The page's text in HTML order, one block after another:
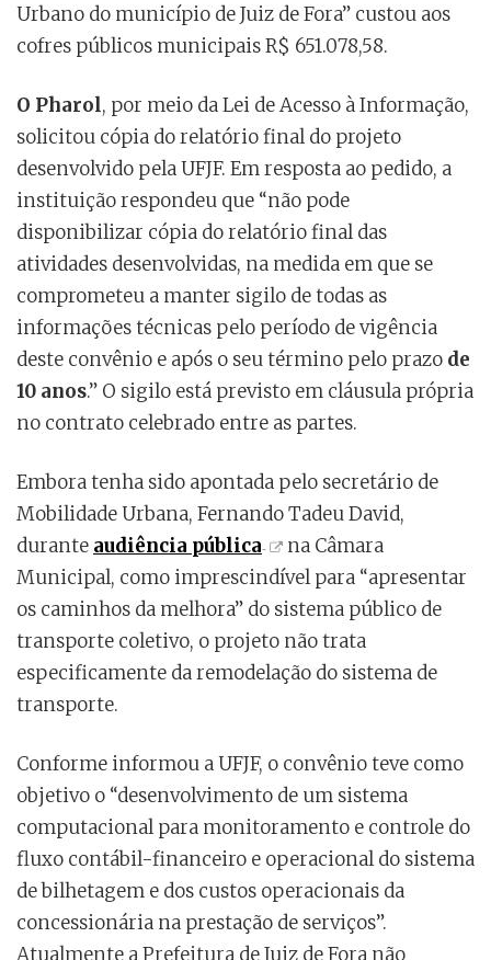
Urbano do município de Juiz de Fora” custou aos
cofres públicos municipais R$ 651.078,58.
O Pharol, por meio da Lei de Acesso à Informação,
solicitou cópia do relatório final do projeto
desenvolvido pela UFJF. Em resposta ao pedido, a
instituição respondeu que “não pode
disponibilizar cópia do relatório final das
atividades desenvolvidas, na medida em que se
comprometeu a manter sigilo de todas as
informações técnicas pelo período de vigência
deste convênio e após o seu término pelo prazo de
10 anos.” O sigilo está previsto em cláusula própria
no contrato celebrado entre as partes.
Embora tenha sido apontada pelo secretário de
Mobilidade Urbana, Fernando Tadeu David,
durante audiência pública
na Câmara
Municipal, como imprescindível para “apresentar
os caminhos da melhora” do sistema público de
transporte coletivo, o projeto não trata
especificamente da remodelação do sistema de
transporte.
Conforme informou a UFJF, o convênio teve como
objetivo o “desenvolvimento de um sistema
computacional para monitoramento e controle do
fluxo contábil-financeiro e operacional do sistema
de bilhetagem e dos custos operacionais da
concessionária na prestação de serviços”.
Atualmente a Prefeitura de Juiz de Fora não